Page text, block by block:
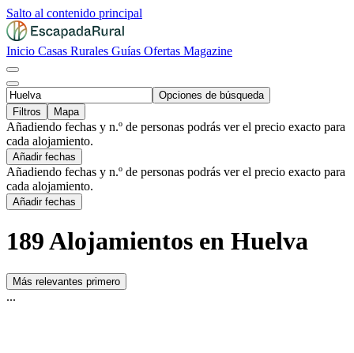
Salto al contenido principal
Inicio Casas Rurales Guías Ofertas Magazine
Opciones de búsqueda
Filtros
Mapa
Añadiendo fechas y n.º de personas podrás ver el precio exacto para
cada alojamiento.
Añadir fechas
Añadiendo fechas y n.º de personas podrás ver el precio exacto para
cada alojamiento.
Añadir fechas
189 Alojamientos en Huelva
Más relevantes primero
...